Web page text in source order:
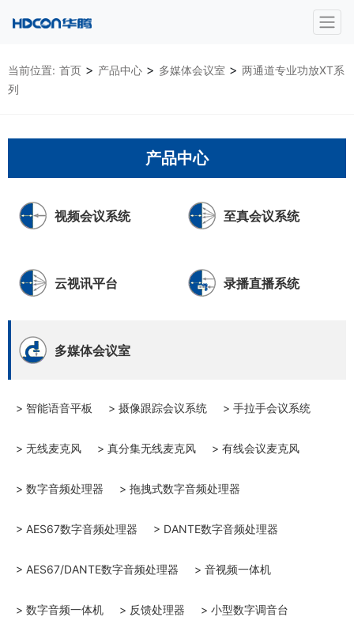
当前位置: 首页 > 产品中心 > 多媒体会议室 > 两通道专业功放XT系
列
产品中心
视频会议系统 至真会议系统
云视讯平台 录播直播系统
多媒体会议室
> 智能语音平板 > 摄像跟踪会议系统 > 手拉手会议系统
> 无线麦克风 > 真分集无线麦克风 > 有线会议麦克风
> 数字音频处理器 > 拖拽式数字音频处理器
> AES67数字音频处理器 > DANTE数字音频处理器
> AES67/DANTE数字音频处理器 > 音视频一体机
> 数字音频一体机 > 反馈处理器 > 小型数字调音台